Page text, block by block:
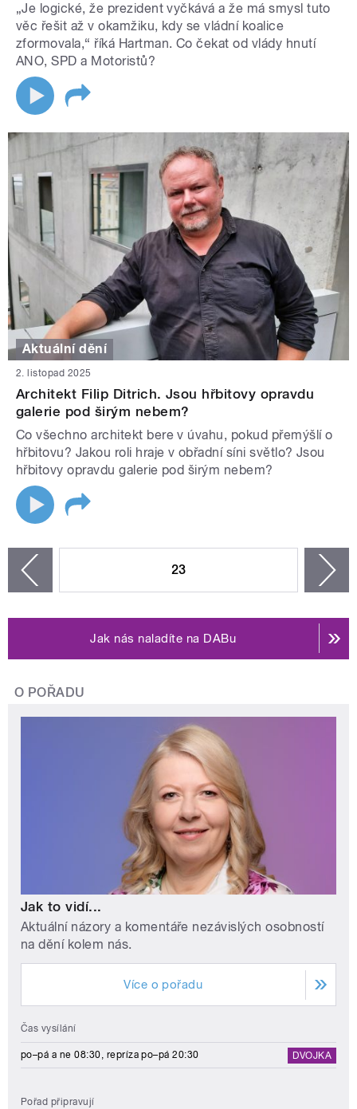
„Je logické, že prezident vyčkává a že má smysl tuto
věc řešit až v okamžiku, kdy se vládní koalice
zformovala,“ říká Hartman. Co čekat od vlády hnutí
ANO, SPD a Motoristů?
Aktuální dění
2. listopad 2025
Architekt Filip Ditrich. Jsou hřbitovy opravdu
galerie pod širým nebem?
Co všechno architekt bere v úvahu, pokud přemýšlí o
hřbitovu? Jakou roli hraje v obřadní síni světlo? Jsou
hřbitovy opravdu galerie pod širým nebem?
23
Jak nás naladíte na DABu
O POŘADU
Jak to vidí...
Aktuální názory a komentáře nezávislých osobností
na dění kolem nás.
Více o pořadu
Čas vysílání
po–pá a ne 08:30, repríza po–pá 20:30 DVOJKA
Pořad připravují